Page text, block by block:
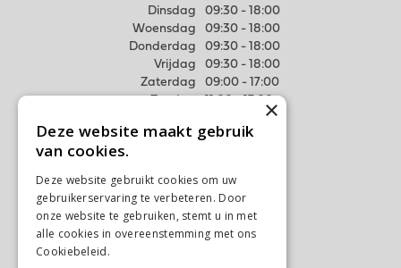
Dinsdag
09:30 - 18:00
Woensdag
09:30 - 18:00
Donderdag
09:30 - 18:00
Vrijdag
09:30 - 18:00
Zaterdag
09:00 - 17:00
Meer weten
Algemene voorwaarden
Privacy Statement
Disclaimer
×
Deze website maakt gebruik
van cookies.
Deze website gebruikt cookies om uw
gebruikerservaring te verbeteren. Door
onze website te gebruiken, stemt u in met
alle cookies in overeenstemming met ons
Cookiebeleid.